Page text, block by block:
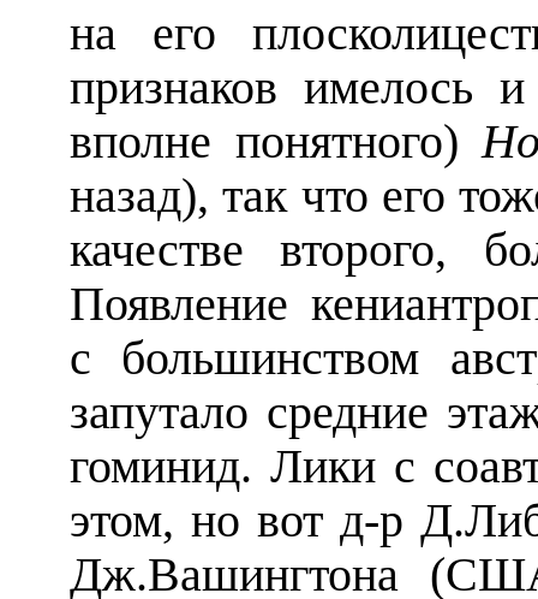
на его
признаков имелось
вполне понятного)
назад), так что его
качестве второго,
Появление
с большинством
запутало средние
гоминид. Лики с
этом, но вот д-р
Дж.Вашингтона